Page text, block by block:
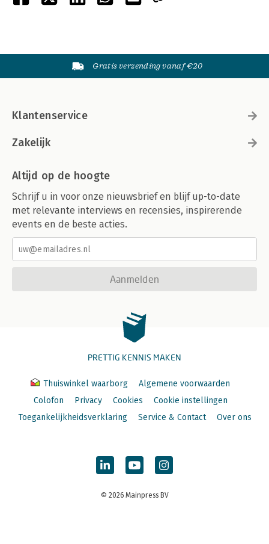
Gratis verzending vanaf €20
Klantenservice
Zakelijk
Altijd op de hoogte
Schrijf u in voor onze nieuwsbrief en blijf up-to-date
met relevante interviews en recensies, inspirerende
events en de beste acties.
Aanmelden
PRETTIG KENNIS MAKEN
Thuiswinkel waarborg
Algemene voorwaarden
Colofon
Privacy Cookies
Cookie instellingen
Toegankelijkheidsverklaring
Service & Contact Over ons
© 2026 Mainpress BV